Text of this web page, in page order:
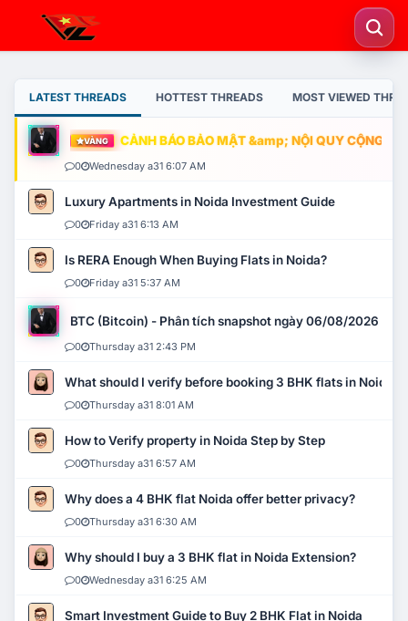
LATEST THREADS HOTTEST THREADS MOST VIEWED
VÀNG CẢNH BÁO BẢO MẬT &amp; NỘI QUY CỘNG
0 Wednesday a31 6:07 AM
Luxury Apartments in Noida Investment Guide
0 Friday a31 6:13 AM
Is RERA Enough When Buying Flats in Noida?
0 Friday a31 5:37 AM
BTC (Bitcoin) - Phân tích snapshot ngày 06/08/2026
0 Thursday a31 2:43 PM
What should I verify before booking 3 BHK flats in Noida?
0 Thursday a31 8:01 AM
How to Verify property in Noida Step by Step
0 Thursday a31 6:57 AM
Why does a 4 BHK flat Noida offer better privacy?
0 Thursday a31 6:30 AM
Why should I buy a 3 BHK flat in Noida Extension?
0 Wednesday a31 6:25 AM
Smart Investment Guide to Buy 2 BHK Flat in Noida